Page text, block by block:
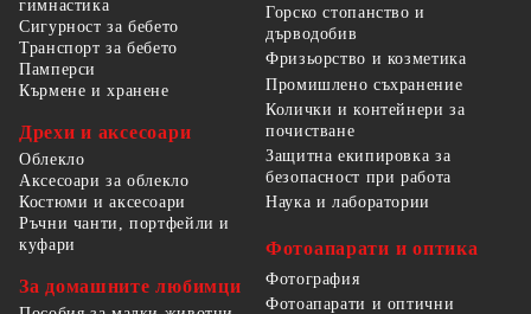
гимнастика
Сигурност за бебето
Транспорт за бебето
Памперси
Кърмене и хранене
Дрехи и аксесоари
Облекло
Аксесоари за облекло
Костюми и аксесоари
Ръчни чанти, портфейли и
куфари
За домашните любимци
Горско стопанство и
дърводобив
Фризьорство и козметика
Промишлено съхранение
Колички и контейнери за
почистване
Защитна екипировка за
безопасност при работа
Наука и лаборатории
Фотоапарати и оптика
Фотография
Фотоапарати и оптични